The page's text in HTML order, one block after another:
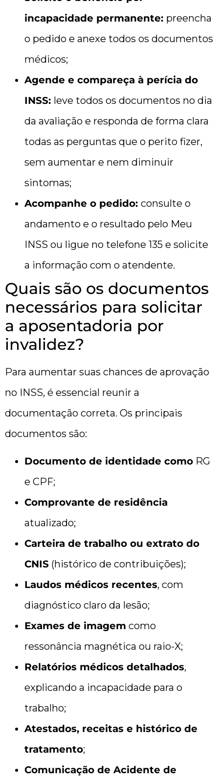
incapacidade permanente: preencha
o pedido e anexe todos os documentos
médicos;
Agende e compareça à perícia do
INSS: leve todos os documentos no dia
da avaliação e responda de forma clara
todas as perguntas que o perito fizer,
sem aumentar e nem diminuir
sintomas;
Acompanhe o pedido: consulte o
andamento e o resultado pelo Meu
INSS ou ligue no telefone 135 e solicite
a informação com o atendente.
Quais são os documentos
necessários para solicitar
a aposentadoria por
invalidez?
Para aumentar suas chances de aprovação
no INSS, é essencial reunir a
documentação correta. Os principais
documentos são:
Documento de identidade como RG
e CPF;
Comprovante de residência
atualizado;
Carteira de trabalho ou extrato do
CNIS (histórico de contribuições);
Laudos médicos recentes, com
diagnóstico claro da lesão;
Exames de imagem como
ressonância magnética ou raio-X;
Relatórios médicos detalhados,
explicando a incapacidade para o
trabalho;
Atestados, receitas e histórico de
tratamento;
Comunicação de Acidente de